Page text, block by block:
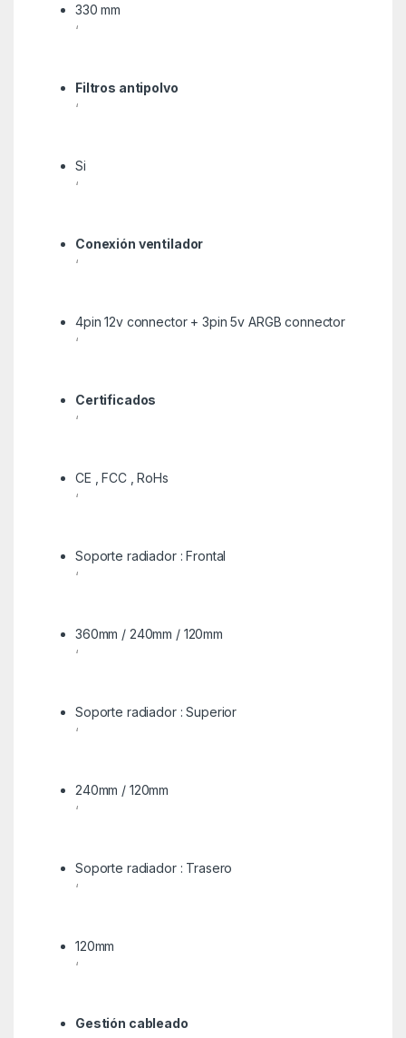
330 mm
‘
Filtros antipolvo
‘
Si
‘
Conexión ventilador
‘
4pin 12v connector + 3pin 5v ARGB connector
‘
Certificados
‘
CE , FCC , RoHs
‘
Soporte radiador : Frontal
‘
360mm / 240mm / 120mm
‘
Soporte radiador : Superior
‘
240mm / 120mm
‘
Soporte radiador : Trasero
‘
120mm
‘
Gestión cableado